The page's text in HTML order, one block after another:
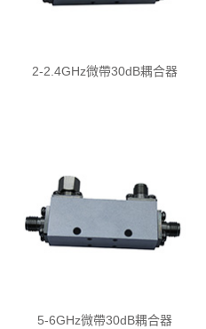
2-2.4GHz微帶30dB耦合器
5-6GHz微帶30dB耦合器